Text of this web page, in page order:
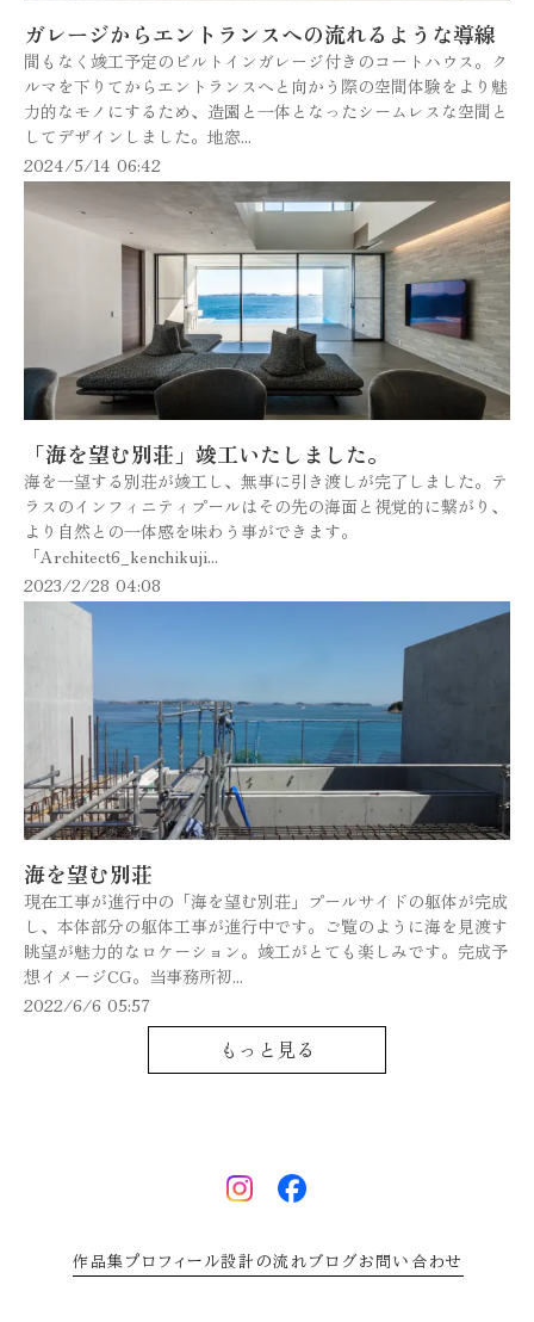
ガレージからエントランスへの流れるような導線
間もなく竣工予定のビルトインガレージ付きのコートハウス。ク
ルマを下りてからエントランスへと向かう際の空間体験をより魅
力的なモノにするため、造園と一体となったシームレスな空間と
してデザインしました。地窓...
2024/5/14 06:42
「海を望む別荘」竣工いたしました。
海を一望する別荘が竣工し、無事に引き渡しが完了しました。テ
ラスのインフィニティプールはその先の海面と視覚的に繋がり、
より自然との一体感を味わう事ができます。
「Architect6_kenchikuji...
2023/2/28 04:08
海を望む別荘
現在工事が進行中の「海を望む別荘」プールサイドの躯体が完成
し、本体部分の躯体工事が進行中です。ご覧のように海を見渡す
眺望が魅力的なロケーション。竣工がとても楽しみです。完成予
想イメージCG。当事務所初...
2022/6/6 05:57
もっと見る
作品集 プロフィール設計の流れ ブログお問い合わせ